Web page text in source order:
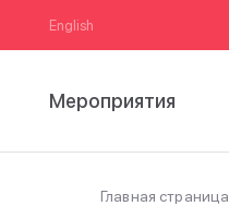
English
Мероприятия
Главная страница